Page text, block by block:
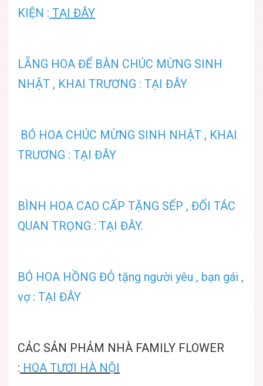
KIỆN : TẠI ĐÂY
LẴNG HOA ĐỂ BÀN CHÚC MỪNG SINH
NHẬT , KHAI TRƯƠNG : TẠI ĐÂY
BÓ HOA CHÚC MỪNG SINH NHẬT , KHAI
TRƯƠNG : TẠI ĐÂY
BÌNH HOA CAO CẤP TẶNG SẾP , ĐỐI TÁC
QUAN TRỌNG : TẠI ĐÂY.
BÓ HOA HỒNG ĐỎ tặng người yêu , bạn gái ,
vợ : TẠI ĐÂY
CẢC SẢN PHẢM NHÀ FAMILY FLOWER
: HOA TƯƠI HÀ NỘI